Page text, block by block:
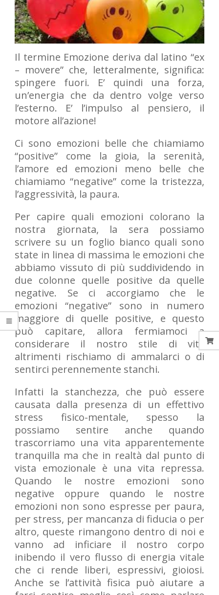
Il termine Emozione deriva dal latino “ex
– movere” che, letteralmente, significa:
spingere fuori. E’ quindi una forza,
un’energia che da dentro volge verso
l’esterno. E’ l’impulso al pensiero, il
motore all’azione!
Ci sono emozioni belle che chiamiamo
“positive” come la gioia, la serenità,
l’amore ed emozioni meno belle che
chiamiamo “negative” come la tristezza,
l’aggressività, la paura.
Per capire quali emozioni colorano la
nostra giornata, la sera possiamo
scrivere su un foglio bianco quali sono
state in linea di massima le emozioni che
abbiamo vissuto di più suddividendo in
due colonne quelle positive da quelle
negative. Se ci accorgiamo che le
emozioni “negative” sono in numero
maggiore di quelle positive, e questo
può capitare, allora fermiamoci a
considerare il nostro stile di vita
altrimenti rischiamo di ammalarci o di
sentirci perennemente stanchi.
Infatti la stanchezza, che può essere
causata dalla presenza di un effettivo
stress fisico-mentale, spesso la
possiamo sentire anche quando
trascorriamo una vita apparentemente
tranquilla ma che in realtà dal punto di
vista emozionale è una vita repressa.
Quando le nostre emozioni sono
negative oppure quando le nostre
emozioni non sono espresse per paura,
per stress, per mancanza di fiducia o per
altro, queste rimangono dentro di noi e
vanno ad inficiare il nostro corpo
inibendo il vero flusso di energia vitale
che ci rende liberi, espressivi, gioiosi.
Anche se l’attività fisica può aiutare a